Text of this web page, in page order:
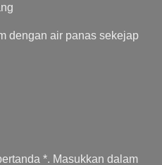
dengan air panas sekejap
*. Masukkan dalam